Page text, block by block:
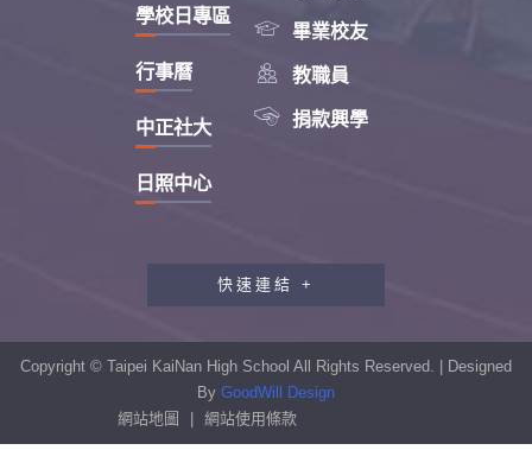
 畢業校友
 教職員
 捐款興學
學校日專區
行事曆
中正社大
日照中心
快速連結 +
教職員工研習專區
性別平等教育專區
Copyright © Taipei KaiNan High School All Rights Reserved. | Designed
By GoodWill Design
網站地圖
網站使用條款